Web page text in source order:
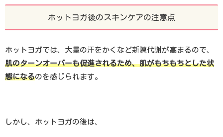
ホットヨガ後のスキンケアの注意点
ホットヨガでは、大量の汗をかくなど新陳代謝が高まるので、
肌のターンオーバーも促進されるため、肌がもちもちとした状
態になるのを感じられます。
しかし、ホットヨガの後は、